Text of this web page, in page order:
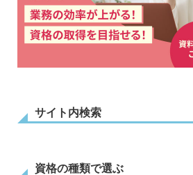
サイト内検索
資格の種類で選ぶ